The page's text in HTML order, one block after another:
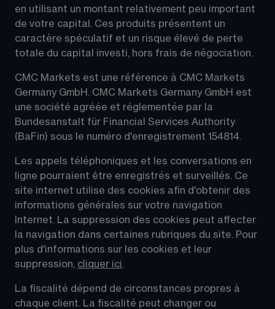
en utilisant un montant relativement peu important
de votre capital. Ces produits présentent un
caractère spéculatif et un risque élevé de perte
totale du capital investi, hors frais de négociation.
CMC Markets est une référence à CMC Markets
Germany GmbH. CMC Markets Germany GmbH est
une société agréée et réglementée par la
Bundesanstalt für Financial Services Authority
(BaFin) sous le numéro d'enregistrement 154814.
Les appels téléphoniques et les conversations en
ligne pourraient être enregistrés et surveillés. Ce
site internet utilise des cookies afin d'obtenir des
informations générales sur votre navigation
Internet. La suppression des cookies peut affecter
la navigation dans certaines rubriques du site. Pour
plus d'informations sur les cookies et leur
suppression, cliquer ici.
La fiscalité dépend de circonstances propres à
chaque client. La fiscalité peut changer ou